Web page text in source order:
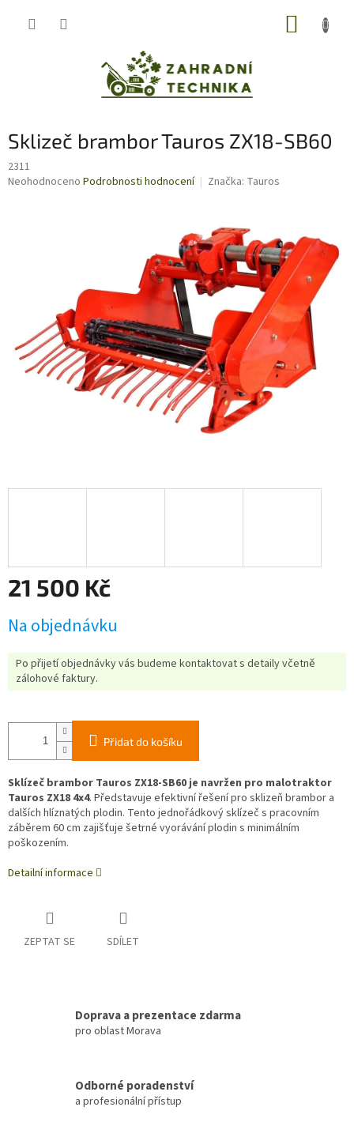
Sklizeč brambor Tauros ZX18-SB60
2311
Průměrné
Neohodnoceno Podrobnosti hodnocení Značka: Tauros
21 500 Kč
cena:
Na objednávku
Po přijetí objednávky vás budeme kontaktovat s detaily včetně
zálohové faktury.
Přidat do košíku
Sklízeč brambor Tauros ZX18-SB60 je navržen pro malotraktor
Tauros ZX18 4x4. Představuje efektivní řešení pro sklizeň brambor a
dalších hlíznatých plodin. Tento jednořádkový sklízeč s pracovním
záběrem 60 cm zajišťuje šetrné vyorávání plodin s minimálním
poškozením.
Detailní informace
ZEPTAT SE SDÍLET
Doprava a prezentace zdarma
pro oblast Morava
Odborné poradenství
a profesionální přístup